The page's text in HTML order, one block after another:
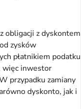
obligacji z dyskontem
zysków
płatnikiem podatku
więc inwestor
przypadku zamiany
dyskonto, jak i